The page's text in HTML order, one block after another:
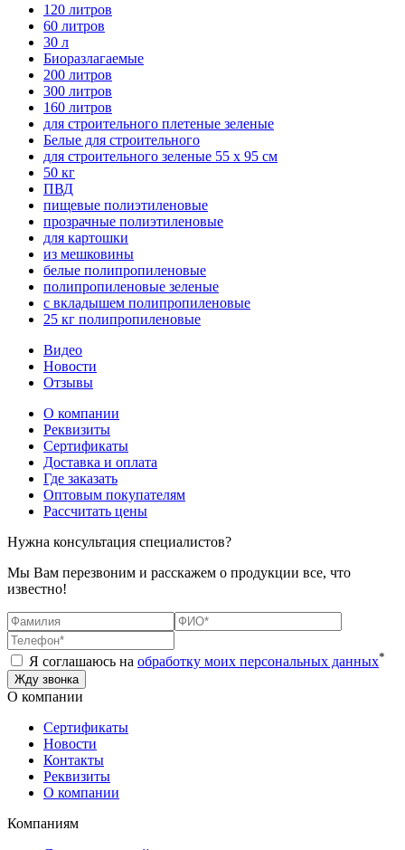
120 литров
60 литров
30 л
Биоразлагаемые
200 литров
300 литров
160 литров
для строительного плетеные зеленые
Белые для строительного
для строительного зеленые 55 х 95 см
50 кг
ПВД
пищевые полиэтиленовые
прозрачные полиэтиленовые
для картошки
из мешковины
белые полипропиленовые
полипропиленовые зеленые
с вкладышем полипропиленовые
25 кг полипропиленовые
Видео
Новости
Отзывы
О компании
Реквизиты
Сертификаты
Доставка и оплата
Где заказать
Оптовым покупателям
Рассчитать цены
Нужна консультация специалистов?
Мы Вам перезвоним и расскажем о продукции все, что
известно!
Я соглашаюсь на обработку моих персональных данных*
О компании
Сертификаты
Новости
Контакты
Реквизиты
О компании
Компаниям